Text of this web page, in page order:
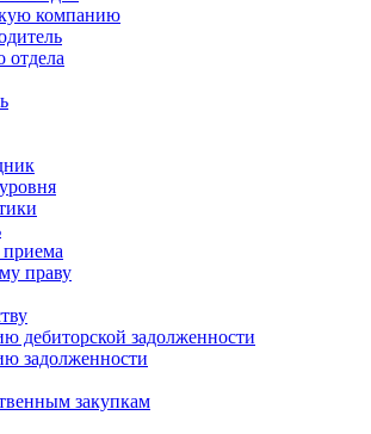
компанию
отдела
праву
дебиторской задолженности
задолженности
закупкам